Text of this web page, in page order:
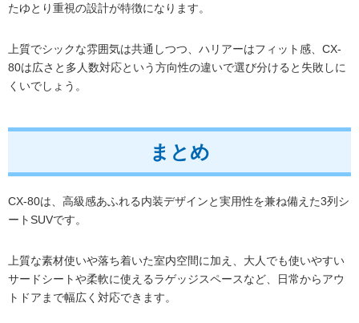
たゆとり重視の設計が特徴になります。
上質でシックな雰囲気は共通しつつ、ハリアーはフィット感、CX-
80は広さと多人数対応という方向性の違いで選び分けると失敗しに
くいでしょう。
まとめ
CX-80は、高級感あふれる内装デザインと実用性を兼ね備えた3列シ
ートSUVです。
上質な素材使いや落ち着いた室内空間に加え、大人でも使いやすい
サードシートや柔軟に使えるラゲッジスペースなど、日常からアウ
トドアまで幅広く対応できます。